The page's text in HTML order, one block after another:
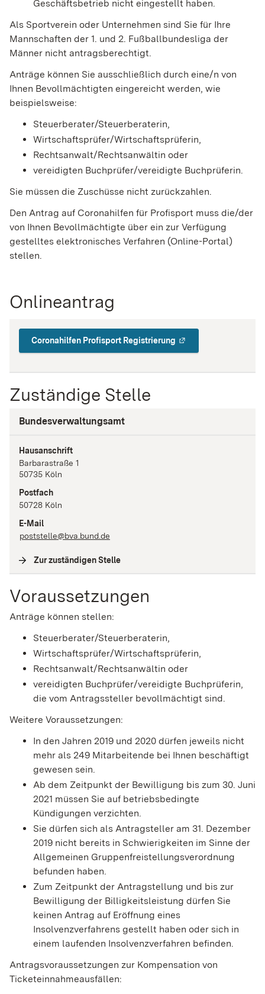
Geschäftsbetrieb nicht eingestellt haben.
Als Sportverein oder Unternehmen sind Sie für Ihre
Mannschaften der 1. und 2. Fußballbundesliga der
Männer nicht antragsberechtigt.
Anträge können Sie ausschließlich durch eine/n von
Ihnen Bevollmächtigten eingereicht werden, wie
beispielsweise:
Steuerberater/Steuerberaterin,
Wirtschaftsprüfer/Wirtschaftsprüferin,
Rechtsanwalt/Rechtsanwältin oder
vereidigten Buchprüfer/vereidigte Buchprüferin.
Sie müssen die Zuschüsse nicht zurückzahlen.
Den Antrag auf Coronahilfen für Profisport muss die/der
von Ihnen Bevollmächtigte über ein zur Verfügung
gestelltes elektronisches Verfahren (Online-Portal)
stellen.
Onlineantrag
Coronahilfen Profisport Registrierung
Zuständige Stelle
Bundesverwaltungsamt
Hausanschrift
Barbarastraße 1
50735 Köln
Postfach
50728 Köln
E-Mail
poststelle@bva.bund.de
Zur zuständigen Stelle
Voraussetzungen
Anträge können stellen:
Steuerberater/Steuerberaterin,
Wirtschaftsprüfer/Wirtschaftsprüferin,
Rechtsanwalt/Rechtsanwältin oder
vereidigten Buchprüfer/vereidigte Buchprüferin,
die vom Antragssteller bevollmächtigt sind.
Weitere Voraussetzungen:
In den Jahren 2019 und 2020 dürfen jeweils nicht
mehr als 249 Mitarbeitende bei Ihnen beschäftigt
gewesen sein.
Ab dem Zeitpunkt der Bewilligung bis zum 30. Juni
2021 müssen Sie auf betriebsbedingte
Kündigungen verzichten.
Sie dürfen sich als Antragsteller am 31. Dezember
2019 nicht bereits in Schwierigkeiten im Sinne der
Allgemeinen Gruppenfreistellungsverordnung
befunden haben.
Zum Zeitpunkt der Antragstellung und bis zur
Bewilligung der Billigkeitsleistung dürfen Sie
keinen Antrag auf Eröffnung eines
Insolvenzverfahrens gestellt haben oder sich in
einem laufenden Insolvenzverfahren befinden.
Antragsvoraussetzungen zur Kompensation von
Ticketeinnahmeausfällen: